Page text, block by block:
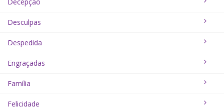
Desculpas
Despedida
Engraçadas
Família
Felicidade